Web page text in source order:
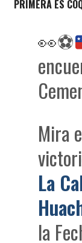
PRIMERA ES
👀⚽
Mira
La
la